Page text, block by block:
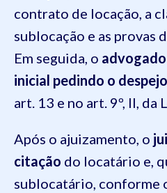
contrato de locação, a
sublocação e as provas
Em seguida, o
inicial pedindo o despejo
art. 13 e no art. 9º, II, da
Após o ajuizamento, o
citação do locatário e,
sublocatário, conforme